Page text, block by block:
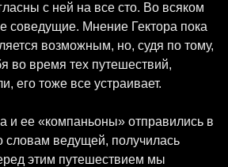
с ней на все сто. Во всяком
соведущие. Мнение Гектора пока
возможным, но, судя по тому,
во время тех путешествий,
его тоже все устраивает.
и ее «компаньоны» отправились в
словам ведущей, получилась
этим путешествием мы